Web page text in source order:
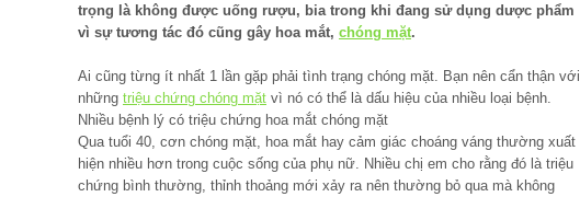
trọng là không được uống rượu, bia trong khi đang sử dụng dược phẩm
vì sự tương tác đó cũng gây hoa mắt, chóng mặt.
Ai cũng từng ít nhất 1 lần gặp phải tình trạng chóng mặt. Bạn nên cẩn thận với
những triệu chứng chóng mặt vì nó có thể là dấu hiệu của nhiều loại bệnh.
Nhiều bệnh lý có triệu chứng hoa mắt chóng mặt
Qua tuổi 40, cơn chóng mặt, hoa mắt hay cảm giác choáng váng thường xuất
hiện nhiều hơn trong cuộc sống của phụ nữ. Nhiều chị em cho rằng đó là triệu
chứng bình thường, thỉnh thoảng mới xảy ra nên thường bỏ qua mà không